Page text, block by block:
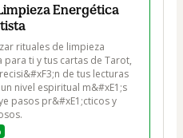
Energética
rituales de limpieza
para ti y tus cartas de Tarot,
de tus lecturas
nivel espiritual m&#xE1;s
pasos pr&#xE1;cticos y